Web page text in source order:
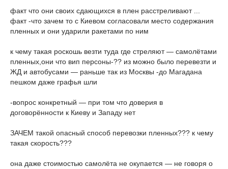
факт что они своих сдающихся в плен расстреливают ...
факт -что зачем то с Киевом согласовали место содержания
пленных и они ударили ракетами по ним
к чему такая роскошь везти туда где стреляют — самолётами
пленных,они что вип персоны-?? из можно было перевезти и
ЖД и автобусами — раньше так из Москвы -до Магадана
пешком даже графья шли
-вопрос конкретный — при том что доверия в
договорённости к Киеву и Западу нет
ЗАЧЕМ такой опасный способ перевозки пленных??? к чему
такая скорость???
она даже стоимостью самолёта не окупается — не говоря о